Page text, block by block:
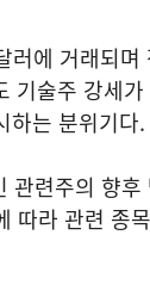
러에 거래되며
기술주 강세가
하는 분위기다.
관련주의 향후
따라 관련 종